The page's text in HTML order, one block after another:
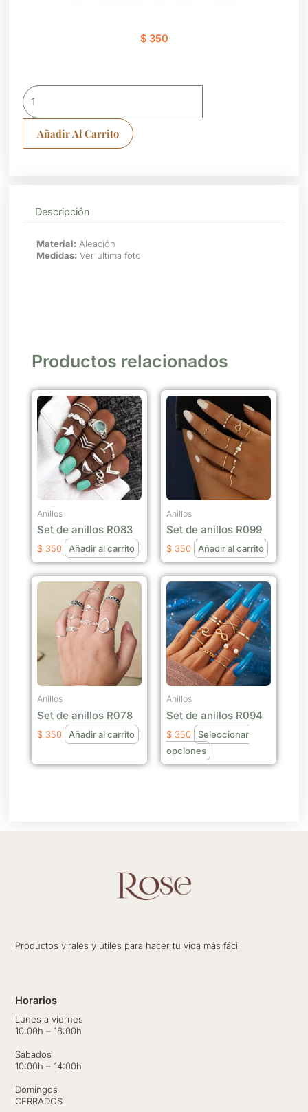
$350
Set
de
Añadir Al Carrito
Descripción
Material: Aleación
Medidas: Ver última foto
Productos relacionados
Anillos
Set de anillos R083
$ 350 Añadir al carrito
Anillos
Set de anillos R099
$ 350 Añadir al carrito
Anillos
Set de anillos R078
$ 350 Añadir al carrito
Anillos
Set de anillos R094
$ 350
Seleccionar
opciones
Este
producto
tiene
múltiples
variantes.
Las
opciones
pueden
elegir
en
la
Productos virales y útiles para hacer tu vida más fácil
Horarios
Lunes a viernes
10:00h – 18:00h
Sábados
10:00h – 14:00h
Domingos
CERRADOS